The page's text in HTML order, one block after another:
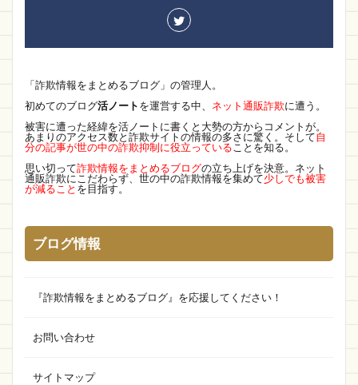
「詐欺情報をまとめるブログ」の管理人。
初めてのブログ活ノートを運営する中、 ネット通販詐欺に遭う。
被害に遭った経緯を活ノートに書くと大勢の方からコメントが。
あまりのアクセス数と詐欺サイトの情報の多さに驚く。そして自
分の記事が世の中の詐欺抑制に役立っていることを知る。
思い切って詐欺情報をまとめるブログの立ち上げを決意。ネット
通販詐欺にこだわらず、世の中の詐欺情報を集めて少しでも被害
が減ること を目指す。
ブログ情報
『詐欺情報をまとめるブログ』を応援してください！
お問い合わせ
サイトマップ